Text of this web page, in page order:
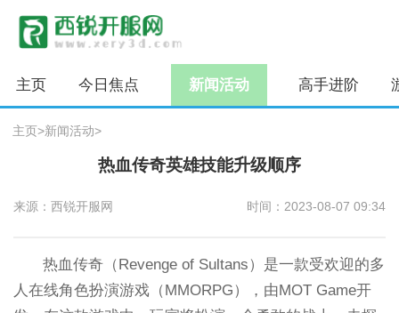
主页 今日焦点 新闻活动 高手进阶
主页>新闻活动>
热血传奇英雄技能升级顺序
来源：西锐开服网 时间：2023-08-07 09:34
热血传奇（Revenge of Sultans）是一款受欢迎的多
人在线角色扮演游戏（MMORPG），由MOT Game开